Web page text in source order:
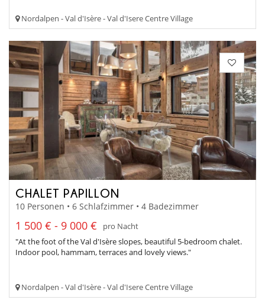
Nordalpen - Val d'Isère - Val d'Isere Centre Village
CHALET PAPILLON
10 Personen • 6 Schlafzimmer • 4 Badezimmer
1 500 € - 9 000 €
pro Nacht
"At the foot of the Val d'Isère slopes, beautiful 5-bedroom chalet.
Indoor pool, hammam, terraces and lovely views."
Nordalpen - Val d'Isère - Val d'Isere Centre Village